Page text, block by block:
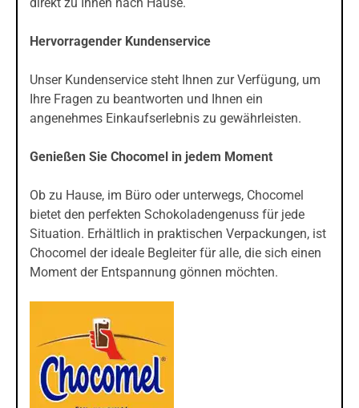
Hervorragender Kundenservice
Unser Kundenservice steht Ihnen zur Verfügung, um
Ihre Fragen zu beantworten und Ihnen ein
angenehmes Einkaufserlebnis zu gewährleisten.
Genießen Sie Chocomel in jedem Moment
Ob zu Hause, im Büro oder unterwegs, Chocomel
bietet den perfekten Schokoladengenuss für jede
Situation. Erhältlich in praktischen Verpackungen, ist
Chocomel der ideale Begleiter für alle, die sich einen
Moment der Entspannung gönnen möchten.